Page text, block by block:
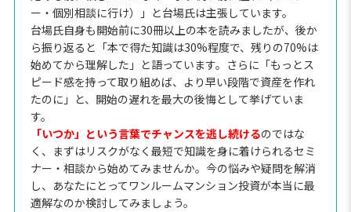
ー・個別相談に行け）」と台場氏は主張しています。
台場氏自身も開始前に30冊以上の本を読みましたが、後か
ら振り返ると「本で得た知識は30%程度で、残りの70%は
始めてから理解した」と語っています。さらに「もっとス
ピード感を持って取り組めば、より早い段階で資産を作れ
たのに」と、開始の遅れを最大の後悔として挙げていま
す。
「いつか」という言葉でチャンスを逃し続けるのではな
く、まずはリスクがなく最短で知識を身に着けられるセミ
ナー・相談から始めてみませんか。今の悩みや疑問を解消
し、あなたにとってワンルームマンション投資が本当に最
適解なのか検討してみましょう。